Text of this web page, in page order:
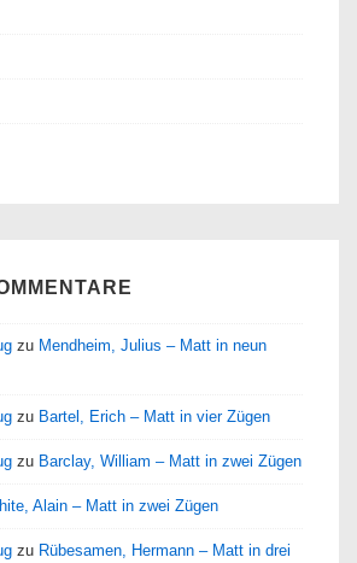
zu Mendheim, Julius – Matt in neun
zu Bartel, Erich – Matt in vier Zügen
zu Barclay, William – Matt in zwei Zügen
Alain – Matt in zwei Zügen
zu Rübesamen, Hermann – Matt in drei